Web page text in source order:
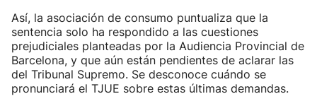
Así, la asociación de consumo puntualiza que la
sentencia solo ha respondido a las cuestiones
prejudiciales planteadas por la Audiencia Provincial de
Barcelona, y que aún están pendientes de aclarar las
del Tribunal Supremo. Se desconoce cuándo se
pronunciará el TJUE sobre estas últimas demandas.